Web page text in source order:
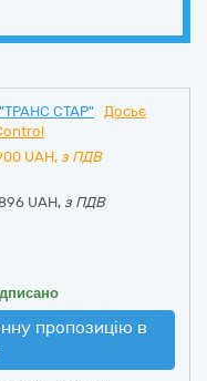
СТАР"
Досьє
UAH, з ПДВ
UAH, з ПДВ
пропозицію в